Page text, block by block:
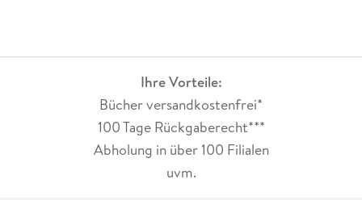
Ihre Vorteile:
Bücher versandkostenfrei*
100 Tage Rückgaberecht***
Abholung in über 100 Filialen
uvm.